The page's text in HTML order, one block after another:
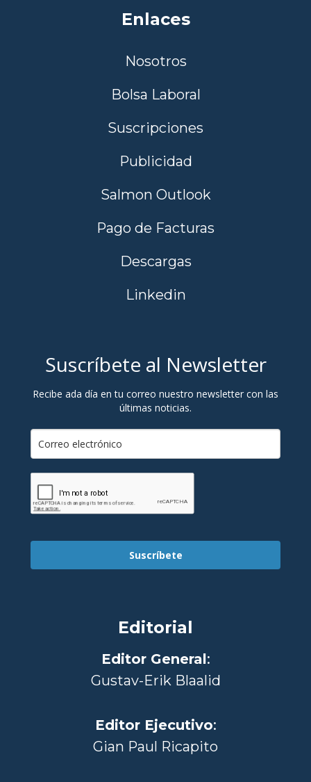
Enlaces
Nosotros
Bolsa Laboral
Suscripciones
Publicidad
Salmon Outlook
Pago de Facturas
Descargas
Linkedin
Suscríbete al Newsletter
Recibe ada día en tu correo nuestro newsletter con las
últimas noticias.
Suscríbete
Editorial
Editor General:
Gustav-Erik Blaalid
Editor Ejecutivo:
Gian Paul Ricapito